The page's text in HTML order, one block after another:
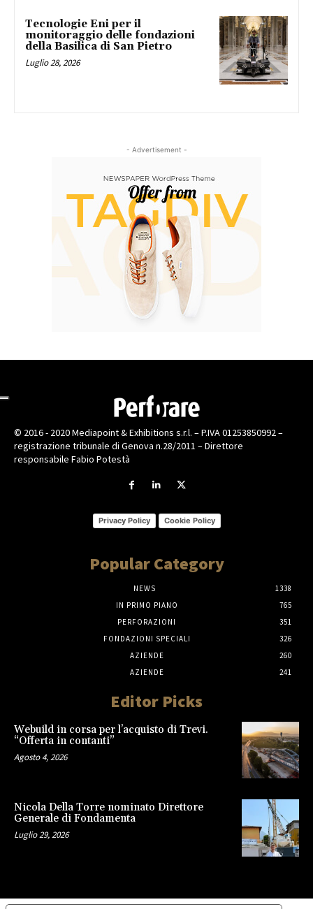
Tecnologie Eni per il
monitoraggio delle fondazioni
della Basilica di San Pietro
Luglio 28, 2026
- Advertisement -
© 2016 - 2020 Mediapoint & Exhibitions s.r.l. – P.IVA 01253850992 –
registrazione tribunale di Genova n.28/2011 – Direttore
responsabile Fabio Potestà
Privacy Policy Cookie Policy
Popular Category
NEWS
1338
IN PRIMO PIANO
765
PERFORAZIONI
351
FONDAZIONI SPECIALI
326
AZIENDE
260
AZIENDE
241
Editor Picks
Webuild in corsa per l’acquisto di Trevi.
“Offerta in contanti”
Agosto 4, 2026
Nicola Della Torre nominato Direttore
Generale di Fondamenta
Luglio 29, 2026